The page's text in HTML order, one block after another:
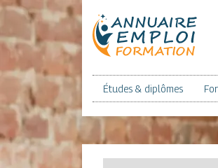
Études & diplômes